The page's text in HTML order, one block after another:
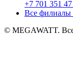
+7 701 351
Все филиалы
© MEGAWATT.